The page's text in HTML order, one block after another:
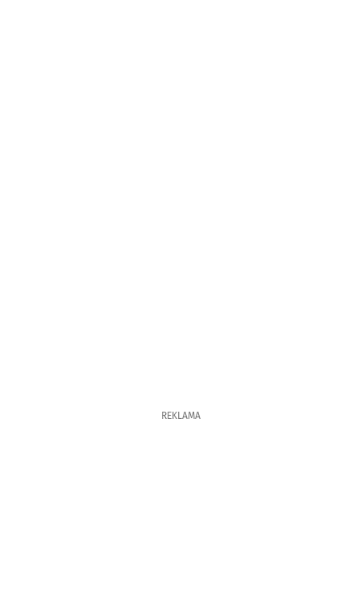
REKLAMA